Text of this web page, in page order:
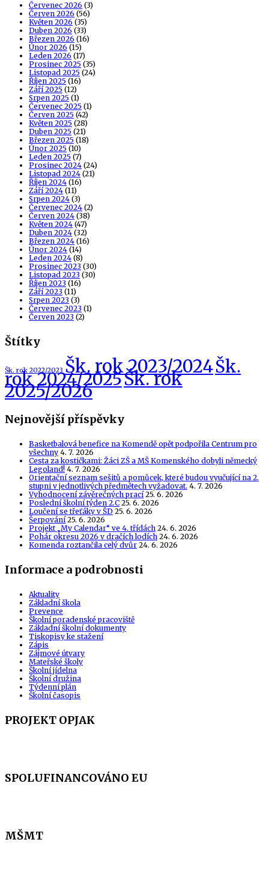
Červenec 2026 (3)
Červen 2026 (56)
Květen 2026 (35)
Duben 2026 (33)
Březen 2026 (16)
Únor 2026 (15)
Leden 2026 (17)
Prosinec 2025 (35)
Listopad 2025 (24)
Říjen 2025 (16)
Září 2025 (12)
Srpen 2025 (1)
Červenec 2025 (1)
Červen 2025 (42)
Květen 2025 (28)
Duben 2025 (21)
Březen 2025 (18)
Únor 2025 (10)
Leden 2025 (7)
Prosinec 2024 (24)
Listopad 2024 (21)
Říjen 2024 (16)
Září 2024 (11)
Srpen 2024 (3)
Červenec 2024 (2)
Červen 2024 (38)
Květen 2024 (47)
Duben 2024 (32)
Březen 2024 (16)
Únor 2024 (14)
Leden 2024 (8)
Prosinec 2023 (30)
Listopad 2023 (30)
Říjen 2023 (16)
Září 2023 (11)
Srpen 2023 (3)
Červenec 2023 (1)
Červen 2023 (2)
Štítky
Šk. rok 2022/2023 Šk. rok 2023/2024Šk.
rok 2024/2025Šk. rok
2025/2026
Nejnovější příspěvky
Basketbalová benefice na Komendě opět podpořila Centrum pro
všechny 4. 7. 2026
Cesta za kostičkami: Žáci ZŠ a MŠ Komenského dobyli německý
Legoland! 4. 7. 2026
Orientační seznam sešitů a pomůcek, které budou vyučující na 2.
stupni v jednotlivých předmětech vyžadovat. 4. 7. 2026
Vyhodnocení závěrečných prací 25. 6. 2026
Poslední školní týden 2.C 25. 6. 2026
Loučení se třeťáky v ŠD 25. 6. 2026
Šerpování 25. 6. 2026
Projekt „My Calendar“ ve 4. třídách 24. 6. 2026
Pohár okresu 2026 v dračích lodích 24. 6. 2026
Komenda roztančila celý dvůr 24. 6. 2026
Informace a podrobnosti
Aktuality
Základní škola
Prevence
Školní poradenské pracoviště
Základní školní dokumenty
Tiskopisy ke stažení
Zápis
Zájmové útvary
Mateřské školy
Školní jídelna
Školní družina
Týdenní plán
Školní časopis
PROJEKT OPJAK
SPOLUFINANCOVÁNO EU
MŠMT